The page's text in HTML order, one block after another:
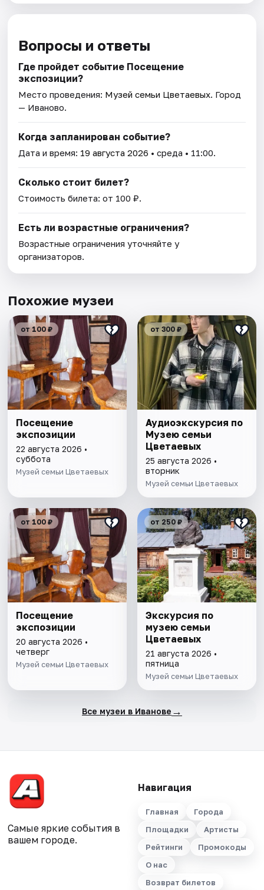
Вопросы и ответы
Где пройдет событие Посещение
экспозиции?
Место проведения: Музей семьи Цветаевых. Город
— Иваново.
Когда запланирован событие?
Дата и время: 19 августа 2026 • среда • 11:00.
Сколько стоит билет?
Стоимость билета: от 100 ₽.
Есть ли возрастные ограничения?
Возрастные ограничения уточняйте у
организаторов.
Похожие музеи
от 100 ₽
Посещение
экспозиции
22 августа 2026 •
суббота
Музей семьи Цветаевых
от 300 ₽
Аудиоэкскурсия по
Музею семьи
Цветаевых
25 августа 2026 •
вторник
Музей семьи Цветаевых
от 100 ₽
Посещение
экспозиции
20 августа 2026 •
четверг
Музей семьи Цветаевых
от 250 ₽
Экскурсия по
музею семьи
Цветаевых
21 августа 2026 •
пятница
Музей семьи Цветаевых
Все музеи в Иванове →
Самые яркие события в
вашем городе.
Навигация
Главная
Города
Площадки
Артисты
Рейтинги
Промокоды
О нас
Возврат билетов